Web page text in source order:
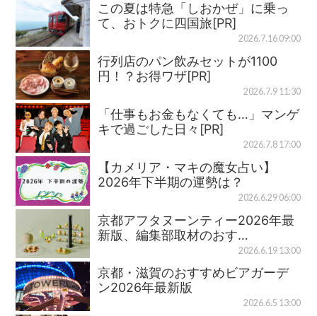
この夏は特急「しおかぜ」に乗っ
て、おトクに四国旅[PR]
2026.7.16 09:00
行列店のパン飲みセットが1100
円！？お得ワザ[PR]
2026.7.9 11:30
「仕事もお金もなくても…」マンゲ
キで過ごした日々[PR]
2026.7.8 17:00
【カメリア・マキの魔女占い】
2026年下半期の運勢は？
2026.6.29 06:00
京都アフタヌーンティー2026年最
新版、編集部取材のおす…
2026.6.19 13:00
京都・滋賀のおすすめビアガーデ
ン2026年最新版
2026.6.5 13:00